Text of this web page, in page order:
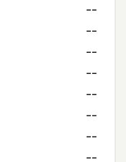
--
--
--
--
--
--
--
--